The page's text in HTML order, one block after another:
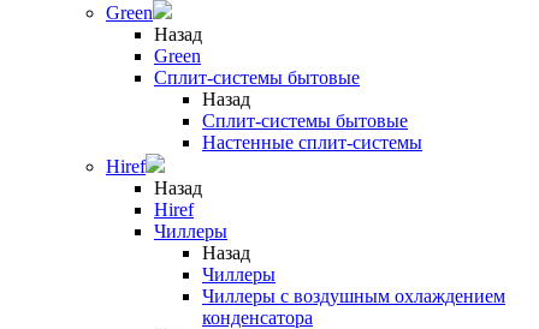
Green
Назад
Green
Сплит-системы бытовые
Назад
Сплит-системы бытовые
Настенные сплит-системы
Hiref
Назад
Hiref
Чиллеры
Назад
Чиллеры
Чиллеры с воздушным охлаждением
конденсатора